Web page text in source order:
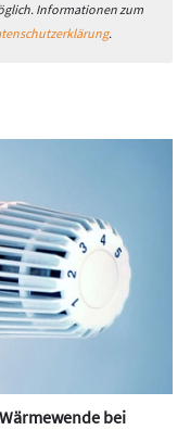
Informationen zum
.
bei